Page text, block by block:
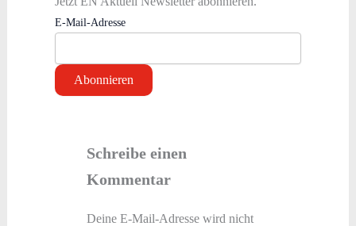
E-Mail-Adresse
Schreibe einen
Kommentar
Deine E-Mail-Adresse wird nicht